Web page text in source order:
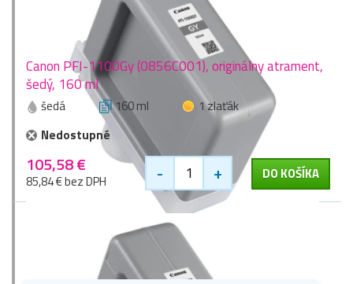
Canon PFI-1100Gy (0856C001), originálny atrament,
šedý, 160 ml
šedá 160 ml
1 zlaťák
Nedostupné
105,58 €
85,84 € bez DPH - + DO KOŠÍKA